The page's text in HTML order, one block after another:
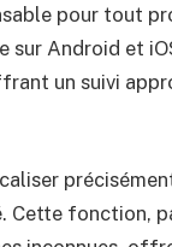
pour tout
sur Android et
un suivi
Cette fonction,